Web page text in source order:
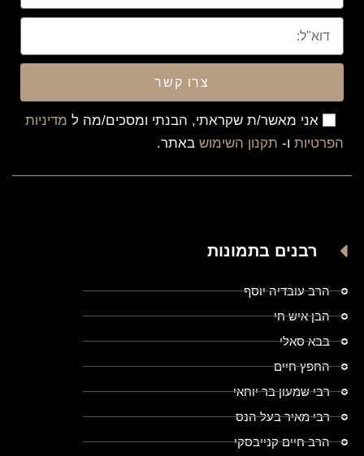
אני מאשר/ת שקראתי, הבנתי ומסכים/מה ל מדיניות
הפרטיות ו- תקנון השימוש באתר.
צרו קשר
רבנים בתמונות
הרב עובדיה יוסף
הבן איש חי
בבא סאלי
החפץ חיים
רבי שמעון בר יוחאי
רבי מאיר בעל הנס
הרב חיים קנייבסקי